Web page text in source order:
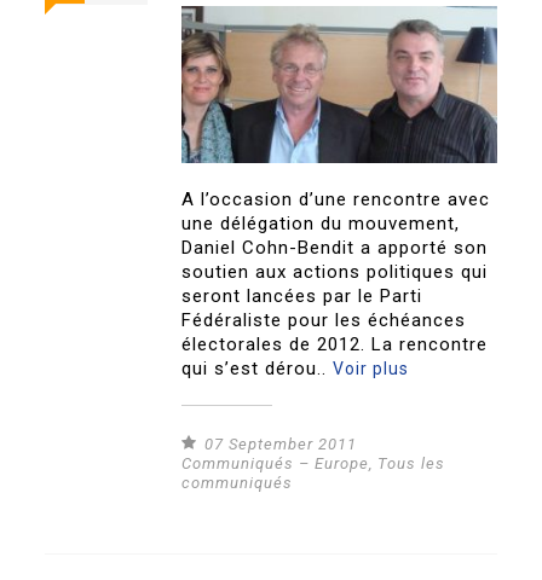
A l’occasion d’une rencontre avec
une délégation du mouvement,
Daniel Cohn-Bendit a apporté son
soutien aux actions politiques qui
seront lancées par le Parti
Fédéraliste pour les échéances
électorales de 2012. La rencontre
qui s’est dérou..Voir plus
07 September 2011
Communiqués – Europe, Tous les
communiqués